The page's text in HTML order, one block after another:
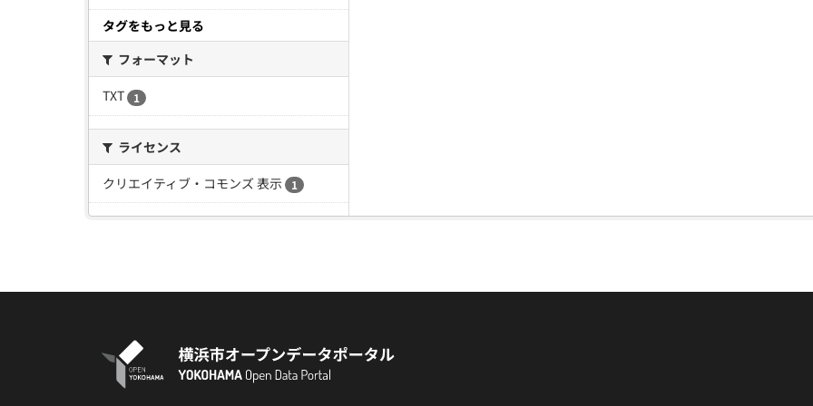
タグをもっと見る
フォーマット
TXT
1
ライセンス
クリエイティブ・コモンズ 表示
1